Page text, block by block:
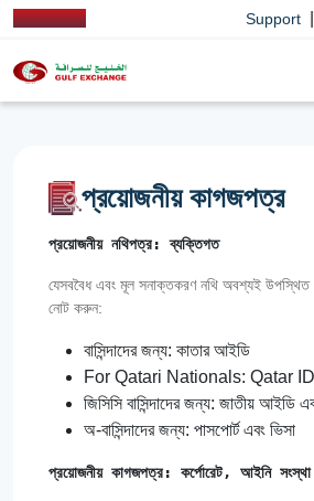
Support
প্রয়োজনীয় কাগজপত্র
প্রয়োজনীয় নথিপত্র: ব্যক্তিগত
যেসববৈধ এবং মূল সনাক্তকরণ নথি অবশ্যই
নোট করুন:
বাসিন্দাদের জন্য: কাতার আইডি
For Qatari Nationals: Qatar
জিসিসি বাসিন্দাদের জন্য: জাতীয় আইডি
অ-বাসিন্দাদের জন্য: পাসপোর্ট এবং ভিসা
প্রয়োজনীয় কাগজপত্র: কর্পোরেট, আইনি সংস্থা